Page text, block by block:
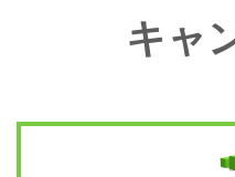
キャ